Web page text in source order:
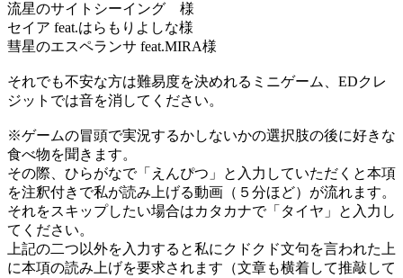
流星のサイトシーイング 様
セイア feat.はらもりよしな様
彗星のエスペランサ feat.MIRA様
それでも不安な方は難易度を決めれるミニゲーム、EDクレ
ジットでは音を消してください。
※ゲームの冒頭で実況するかしないかの選択肢の後に好きな
食べ物を聞きます。
その際、ひらがなで「えんぴつ」と入力していただくと本項
を注釈付きで私が読み上げる動画（５分ほど）が流れます。
それをスキップしたい場合はカタカナで「タイヤ」と入力し
てください。
上記の二つ以外を入力すると私にクドクド文句を言われた上
に本項の読み上げを要求されます（文章も横着して推敲して